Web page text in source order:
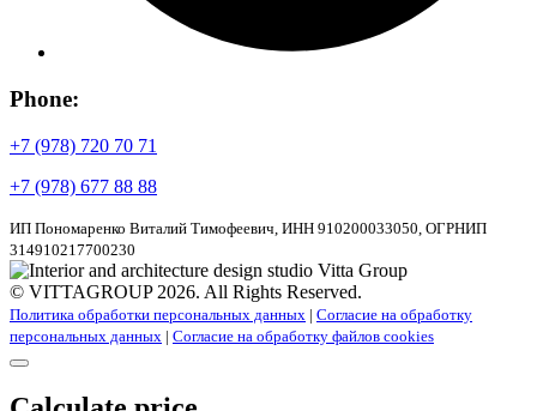
Phone:
+7 (978) 720 70 71
+7 (978) 677 88 88
ИП Пономаренко Виталий Тимофеевич, ИНН 910200033050, ОГРНИП
314910217700230
© VITTAGROUP 2026. All Rights Reserved.
Политика обработки персональных данных | Согласие на обработку
персональных данных | Согласие на обработку файлов cookies